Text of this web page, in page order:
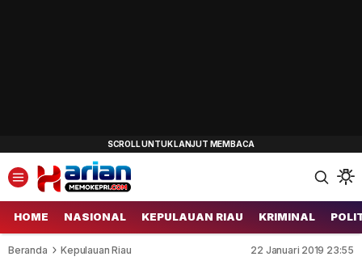
HOME NASIONAL KEPULAUAN RIAU KRIMINAL
Beranda Kepulauan Riau 22 Januari 2019 23:55